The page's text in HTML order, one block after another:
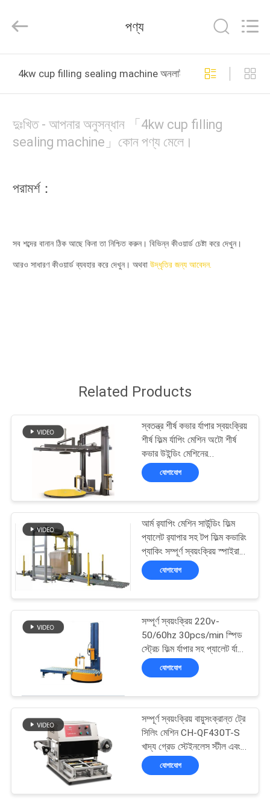
আমাদের
গুণমান
মামলা
উদ্ধৃতি
অনুরোধ
করুন
ম্যাপ
POLICY
Machinery
Rights
পণ্য
4kw cup filling sealing machine অনলাইন উত্পাদন
দুঃখিত - আপনার অনুসন্ধান 「4kw cup filling
sealing machine」কোন পণ্য মেলে।
পরামর্শ：
সব শব্দের বানান ঠিক আছে কিনা তা নিশ্চিত করুন। বিভিন্ন কীওয়ার্ড চেষ্টা করে দেখুন।
আরও সাধারণ কীওয়ার্ড ব্যবহার করে দেখুন। অথবা উদ্ধৃতির জন্য আবেদন.
Related Products
স্বতন্ত্র শীর্ষ কভার র্যাপার স্বয়ংক্রিয়
শীর্ষ ফিল্ম র্যাপিং মেশিন অটো শীর্ষ
কভার উইন্ডিং মেশিনের
প্রস্তুতকারক
যোগাযোগ
আর্ম র‍্যাপিং মেশিন সার্উন্ডিং ফিল্ম
প্যালেট র‍্যাপার সহ টপ ফিল্ম কভারিং
প্যাকিং সম্পূর্ণ স্বয়ংক্রিয় স্পাইরাল
আর্ম উইন্ডিং মেশিন
যোগাযোগ
সম্পূর্ণ স্বয়ংক্রিয় 220v-
50/60hz 30pcs/min স্পিড
স্ট্রেচ ফিল্ম র্যাপার সহ প্যালেট র্যাপিং
মেশিন
যোগাযোগ
সম্পূর্ণ স্বয়ংক্রিয় বায়ুসংক্রান্ত ট্রে
সিলিং মেশিন CH-QF430T-S
খাদ্য গ্রেড স্টেইনলেস স্টীল এবং
6061 সতেজ খাদ্য প্যাকেজিং
জন্য Anodized অ্যালুমিনিয়াম
যোগাযোগ